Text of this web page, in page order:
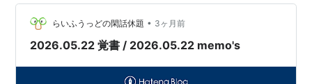
択・全解除、グループ化、カスタム item / badge テンプ
レ…
らいふうっどの閑話休題 • 3ヶ月前
2026.05.22 覚書 / 2026.05.22 memo's